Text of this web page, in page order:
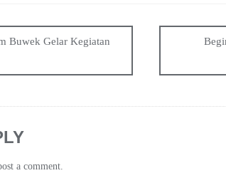
Buwek Gelar Kegiatan
a comment.